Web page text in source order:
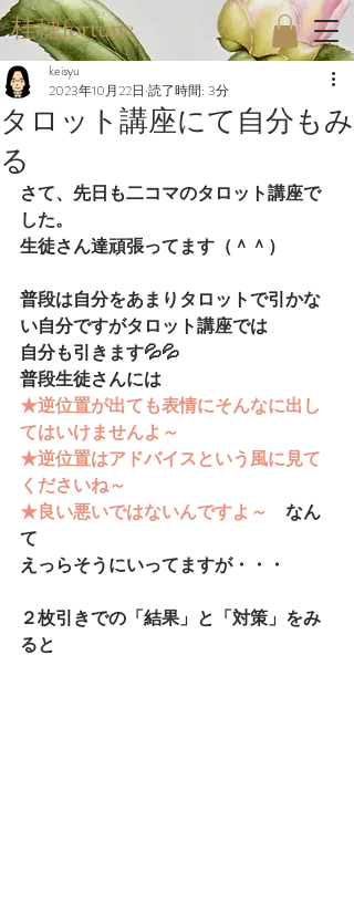
桂穂fortune
タロット講座にて自分もみ
る
keisyu
2023年10月22日 読了時間: 3分
さて、先日も二コマのタロット講座で
した。
生徒さん達頑張ってます（＾＾）
普段は自分をあまりタロットで引かな
い自分ですがタロット講座では
自分も引きます💦💦
普段生徒さんには
★逆位置が出ても表情にそんなに出し
てはいけませんよ～
★逆位置はアドバイスという風に見て
くださいね～
★良い悪いではないんですよ～ なん
て
えっらそうにいってますが・・・
２枚引きでの「結果」と「対策」をみ
ると